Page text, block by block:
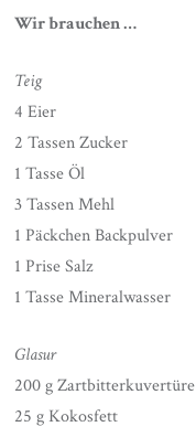
Wir brauchen …
Teig
4 Eier
2 Tassen Zucker
1 Tasse Öl
3 Tassen Mehl
1 Päckchen Backpulver
1 Prise Salz
1 Tasse Mineralwasser
Glasur
200 g Zartbitterkuvertüre
25 g Kokosfett